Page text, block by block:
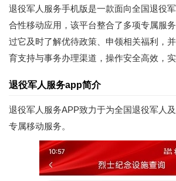
退役军人服务手机版是一款面向全国退役
合性移动应用，该平台整合了多项专属服
过它及时了解优待政策、申领相关福利，
育支持与事务办理渠道，操作安全高效，实
退役军人服务app简介
退役军人服务APP致力于为全国退役军人
专属移动服务。